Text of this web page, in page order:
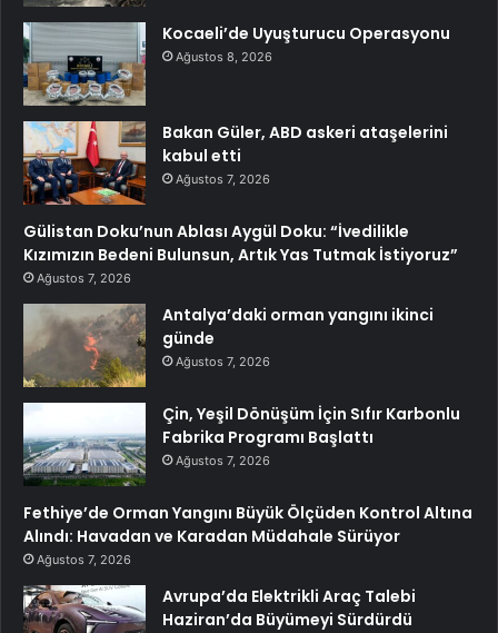
Kocaeli’de Uyuşturucu Operasyonu
Ağustos 8, 2026
Bakan Güler, ABD askeri ataşelerini
kabul etti
Ağustos 7, 2026
Gülistan Doku’nun Ablası Aygül Doku: “İvedilikle
Kızımızın Bedeni Bulunsun, Artık Yas Tutmak İstiyoruz”
Ağustos 7, 2026
Antalya’daki orman yangını ikinci
günde
Ağustos 7, 2026
Çin, Yeşil Dönüşüm İçin Sıfır Karbonlu
Fabrika Programı Başlattı
Ağustos 7, 2026
Fethiye’de Orman Yangını Büyük Ölçüden Kontrol Altına
Alındı: Havadan ve Karadan Müdahale Sürüyor
Ağustos 7, 2026
Avrupa’da Elektrikli Araç Talebi
Haziran’da Büyümeyi Sürdürdü